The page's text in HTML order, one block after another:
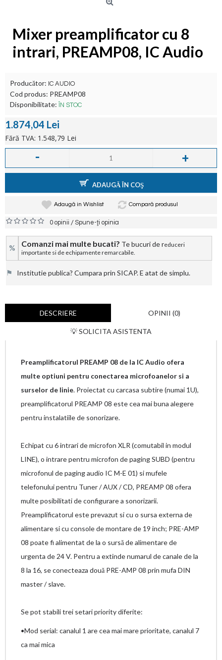
Mixer preamplificator cu 8
intrari, PREAMP08, IC Audio
Producător: IC AUDIO
Cod produs: PREAMP08
Disponibilitate:
ÎN STOC
1.874,04 Lei
Fără TVA: 1.548,79 Lei
- +
ADAUGĂ ÎN COŞ
Adaugă in Wishlist Compară produsul
0 opinii /Spune-ţi opinia
% Comanzi mai multe bucati? Te bucuri de reduceri
importante si de echipamente remarcabile.
⚑ Institutie publica? Cumpara prin SICAP. E atat de simplu.
DESCRIERE OPINII (0)
💡 SOLICITA ASISTENTA
Preamplificatorul PREAMP 08 de la IC Audio ofera
multe optiuni pentru conectarea microfoanelor si a
surselor de linie. Proiectat cu carcasa subtire (numai 1U),
preamplificatorul PREAMP 08 este cea mai buna alegere
pentru instalatiile de sonorizare.
Echipat cu 6 intrari de microfon XLR (comutabil in modul
LINE), o intrare pentru microfon de paging SUBD (pentru
microfonul de paging audio IC M-E 01) si mufele
telefonului pentru Tuner / AUX / CD, PREAMP 08 ofera
multe posibilitati de configurare a sonorizarii.
Preamplificatorul este prevazut si cu o sursa externa de
alimentare si cu console de montare de 19 inch; PRE-AMP
08 poate fi alimentat de la o sursă de alimentare de
urgenta de 24 V. Pentru a extinde numarul de canale de la
8 la 16, se conecteaza două PRE-AMP 08 prin mufa DIN
master / slave.
Se pot stabili trei setari priority diferite:
•Mod serial: canalul 1 are cea mai mare prioritate, canalul 7
ca mai mica